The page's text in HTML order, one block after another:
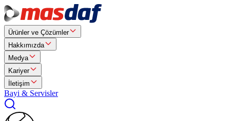
Ürünler ve Çözümler
Hakkımızda
Medya
Kariyer
İletişim
Bayi & Servisler